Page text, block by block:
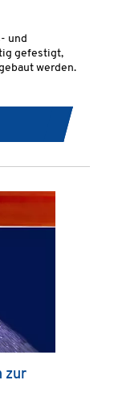
und
gefestigt,
werden.
zur